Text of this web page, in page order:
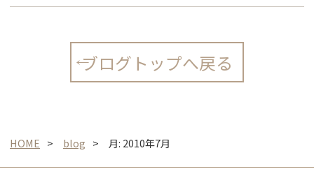
ブログトップへ戻る
HOME blog 月: 2010年7月